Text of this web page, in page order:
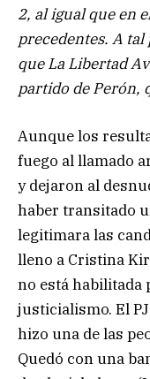
2, al igual que en
precedentes. A
que La Libertad
partido de Perón,
Aunque los
fuego al llamado
y dejaron al
haber transitado
legitimara las
lleno a Cristina
no está habilitada
justicialismo. El
hizo una de las
Quedó con una